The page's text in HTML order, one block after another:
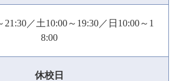
21:30／土10:00～19:30／日10:00～1
8:00
休校日